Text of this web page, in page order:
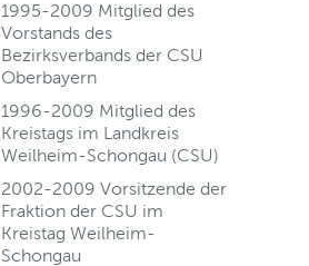
1995-2009 Mitglied des
Vorstands des
Bezirksverbands der CSU
Oberbayern
1996-2009 Mitglied des
Kreistags im Landkreis
Weilheim-Schongau (CSU)
2002-2009 Vorsitzende der
Fraktion der CSU im
Kreistag Weilheim-
Schongau